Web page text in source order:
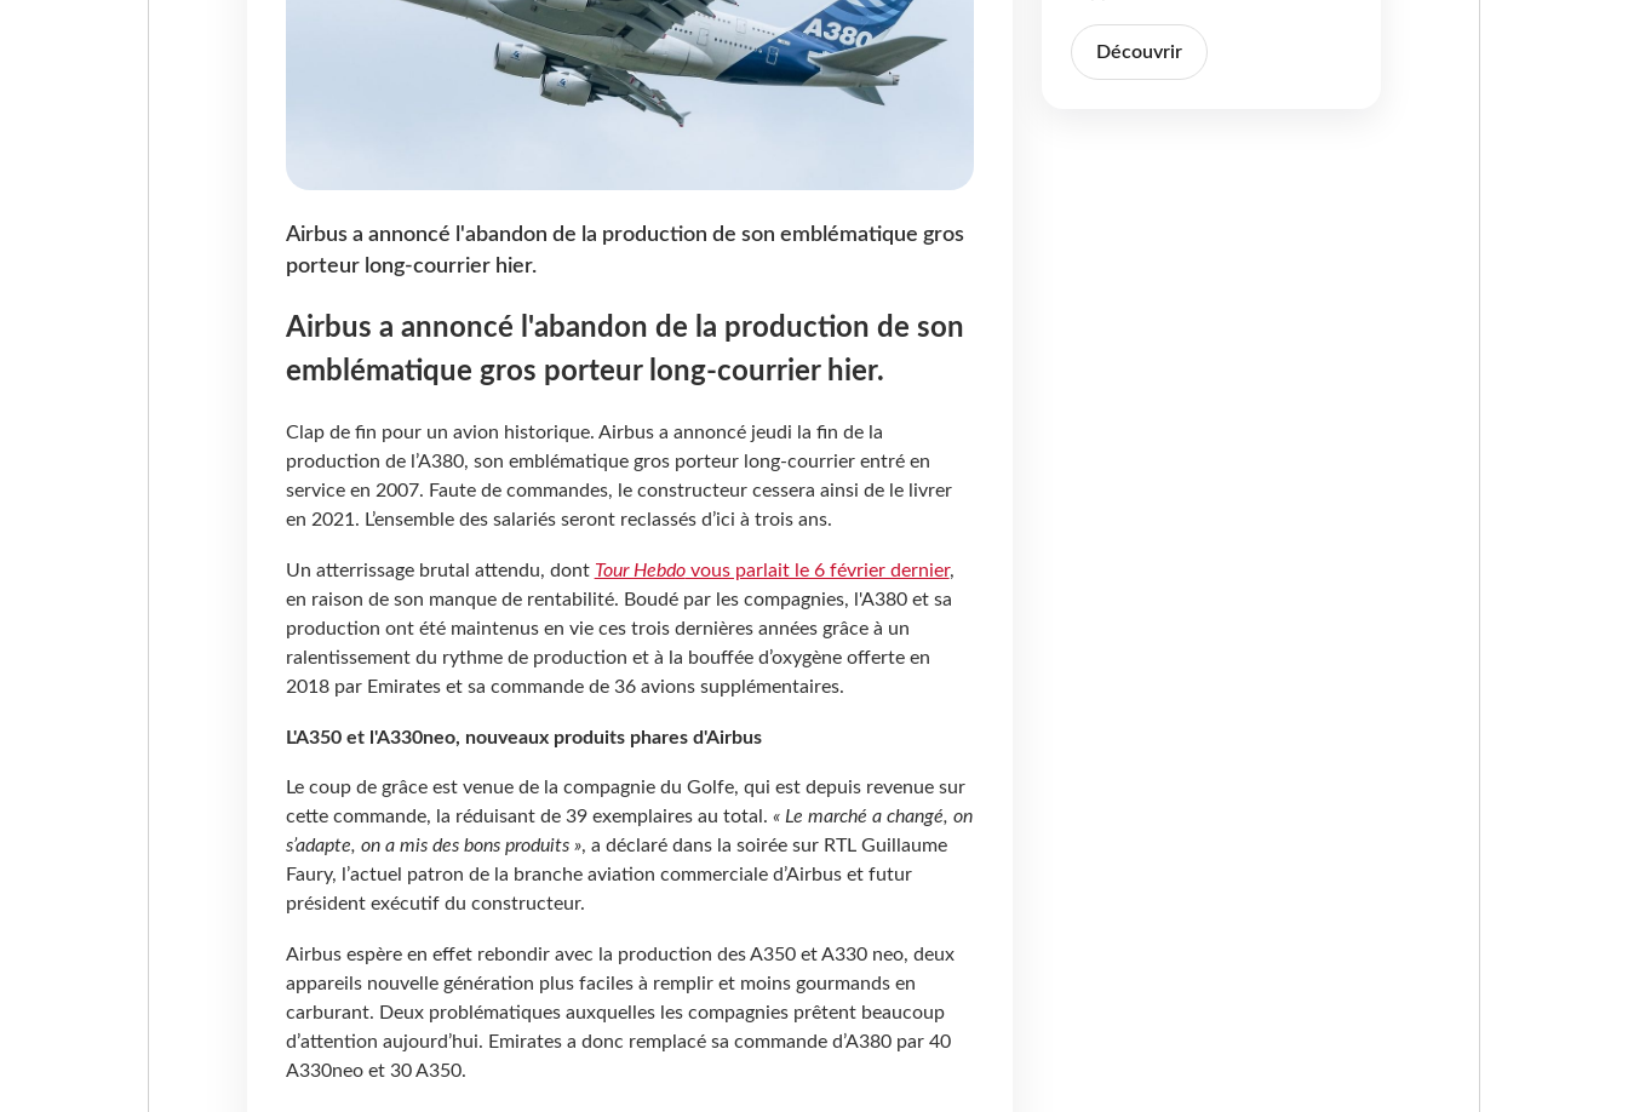
Airbus a annoncé l'abandon de la production de son emblématique gros
porteur long-courrier hier.
Airbus a annoncé l'abandon de la production de son
emblématique gros porteur long-courrier hier.
Clap de fin pour un avion historique. Airbus a annoncé jeudi la fin de la
production de l’A380, son emblématique gros porteur long-courrier entré en
service en 2007. Faute de commandes, le constructeur cessera ainsi de le livrer
en 2021. L’ensemble des salariés seront reclassés d’ici à trois ans.
Un atterrissage brutal attendu, dont Tour Hebdovous parlait le 6 février dernier,
en raison de son manque de rentabilité. Boudé par les compagnies, l'A380 et sa
production ont été maintenus en vie ces trois dernières années grâce à un
ralentissement du rythme de production et à la bouffée d’oxygène offerte en
2018 par Emirates et sa commande de 36 avions supplémentaires.
L'A350 et l'A330neo, nouveaux produits phares d'Airbus
Le coup de grâce est venue de la compagnie du Golfe, qui est depuis revenue sur
cette commande, la réduisant de 39 exemplaires au total. « Le marché a changé, on
s’adapte, on a mis des bons produits », a déclaré dans la soirée sur RTL Guillaume
Faury, l’actuel patron de la branche aviation commerciale d’Airbus et futur
président exécutif du constructeur.
Airbus espère en effet rebondir avec la production des A350 et A330 neo, deux
appareils nouvelle génération plus faciles à remplir et moins gourmands en
carburant. Deux problématiques auxquelles les compagnies prêtent beaucoup
d’attention aujourd’hui. Emirates a donc remplacé sa commande d’A380 par 40
A330neo et 30 A350.
Découvrir